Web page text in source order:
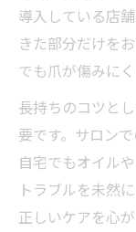
導入している店
きた部分だけを
でも爪が傷みに
長持ちのコツと
要です。サロン
自宅でもオイル
トラブルを未然
正しいケアを心